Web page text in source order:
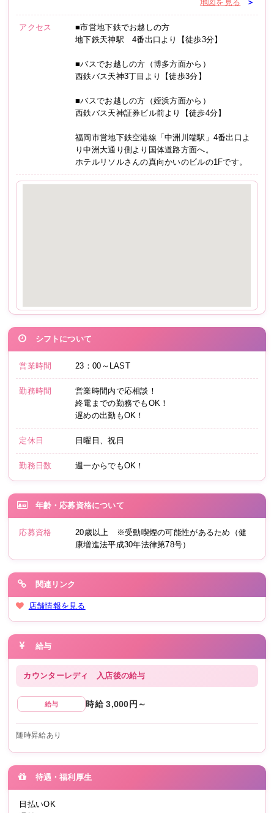
一緒にいる先輩や女の子が話を振ってくれた時に軽～く返答く
らいの感じで全然ＯＫです！
地図を見る
＞
アクセス
■市営地下鉄でお越しの方
地下鉄天神駅 4番出口より【徒歩3分】
■バスでお越しの方（博多方面から）
西鉄バス天神3丁目より【徒歩3分】
■バスでお越しの方（姪浜方面から）
西鉄バス天神証券ビル前より【徒歩4分】
福岡市営地下鉄空港線「中洲川端駅」4番出口よ
り中洲大通り側より国体道路方面へ。
ホテルリソルさんの真向かいのビルの1Fです。
シフトについて
営業時間 23：00～LAST
勤務時間
営業時間内で応相談！
終電までの勤務でもOK！
遅めの出勤もOK！
定休日 日曜日、祝日
勤務日数 週一からでもOK！
年齢・応募資格について
応募資格
20歳以上 ※受動喫煙の可能性があるため（健
康増進法平成30年法律第78号）
関連リンク
店舗情報を見る
給与
カウンターレディ 入店後の給与
給与 時給 3,000円～
随時昇給あり
待遇・福利厚生
日払いOK